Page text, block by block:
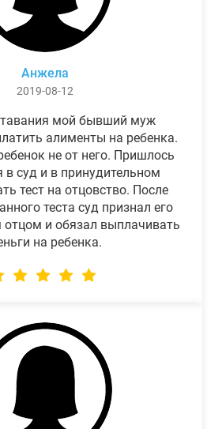
Анжела
2019-08-12
мой бывший муж
алименты на ребенка.
не от него. Пришлось
в суд и в принудительном
тест на отцовство. После
теста суд признал его
отцом и обязал выплачивать
на ребенка.